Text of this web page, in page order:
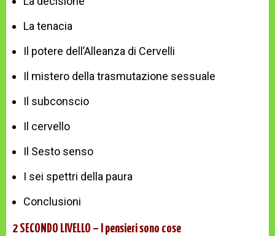
La tenacia
Il potere dell’Alleanza di Cervelli
Il mistero della trasmutazione sessuale
Il subconscio
Il cervello
Il Sesto senso
I sei spettri della paura
Conclusioni
2 SECONDO LIVELLO – I pensieri sono cose